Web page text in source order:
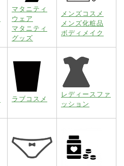
マタニティ
ウェア
マタニティ
グッズ
メンズコスメ
メンズ化粧品
ボディメイク
ラブコスメ
レディースファ
ッション